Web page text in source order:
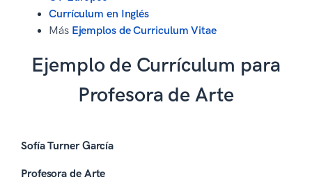
Currículum en Inglés
Más Ejemplos de Curriculum Vitae
Ejemplo de Currículum para
Profesora de Arte
Sofía Turner García
Profesora de Arte